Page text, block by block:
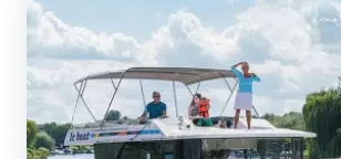
Buitendouche. We invite you to request a quote...